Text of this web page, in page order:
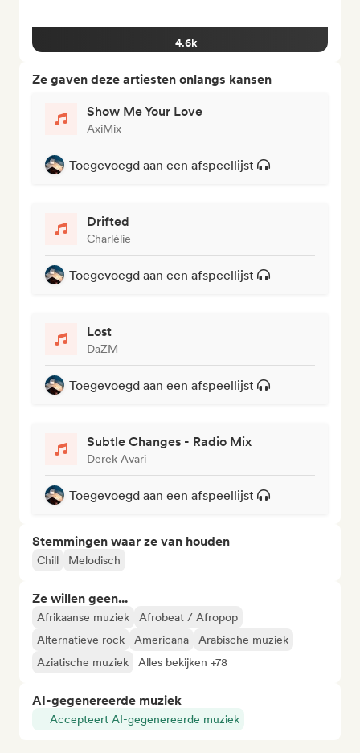
4.6k
Ze gaven deze artiesten onlangs kansen
Show Me Your Love
AxiMix
Toegevoegd aan een afspeellijst
Drifted
Charlélie
Toegevoegd aan een afspeellijst
Lost
DaZM
Toegevoegd aan een afspeellijst
Subtle Changes - Radio Mix
Derek Avari
Toegevoegd aan een afspeellijst
Stemmingen waar ze van houden
Chill Melodisch
Ze willen geen...
Afrikaanse muziek
Afrobeat / Afropop
Alternatieve rock
Americana
Arabische muziek
Aziatische muziek
Alles bekijken +78
AI-gegenereerde muziek
Accepteert AI-gegenereerde muziek